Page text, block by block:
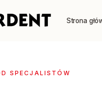
Strona
SPECJALISTÓW